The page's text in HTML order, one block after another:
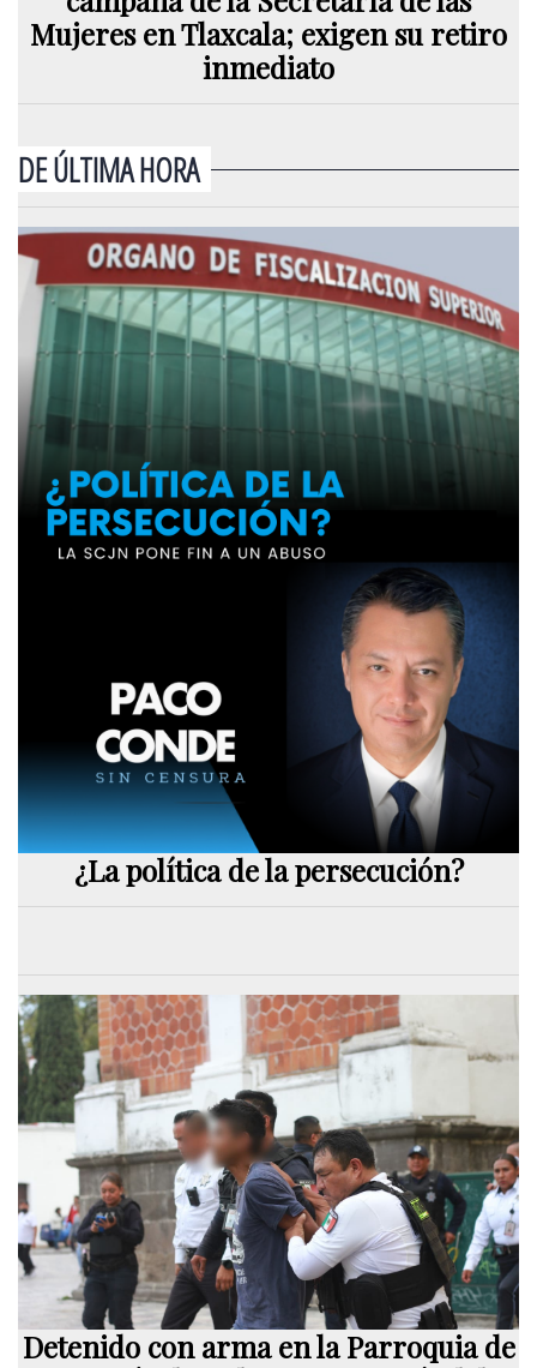
Mujeres en Tlaxcala; exigen su retiro
inmediato
DE ÚLTIMA HORA
¿La política de la persecución?
Detenido con arma en la Parroquia de